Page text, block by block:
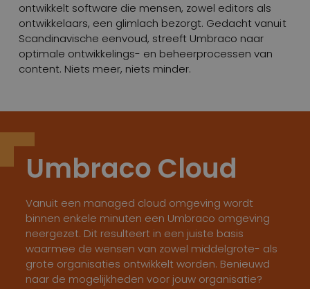
ontwikkelt software die mensen, zowel editors als
ontwikkelaars, een glimlach bezorgt. Gedacht vanuit
Scandinavische eenvoud, streeft Umbraco naar
optimale ontwikkelings- en beheerprocessen van
content. Niets meer, niets minder.
Umbraco Cloud
Vanuit een managed cloud omgeving wordt
binnen enkele minuten een Umbraco omgeving
neergezet. Dit resulteert in een juiste basis
waarmee de wensen van zowel middelgrote- als
grote organisaties ontwikkelt worden. Benieuwd
naar de mogelijkheden voor jouw organisatie?